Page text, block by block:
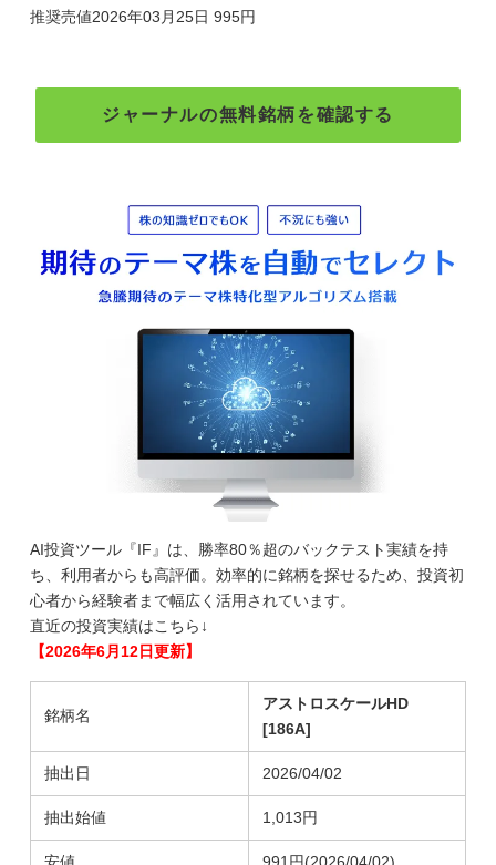
推奨売値2026年03月25日 995円
ジャーナルの無料銘柄を確認する
AI投資ツール『IF』は、勝率80％超のバックテスト実績を持
ち、利用者からも高評価。効率的に銘柄を探せるため、投資初
心者から経験者まで幅広く活用されています。
直近の投資実績はこちら↓
【2026年6月12日更新】
銘柄名
アストロスケールHD
[186A]
抽出日 2026/04/02
抽出始値 1,013円
安値 991円(2026/04/02)